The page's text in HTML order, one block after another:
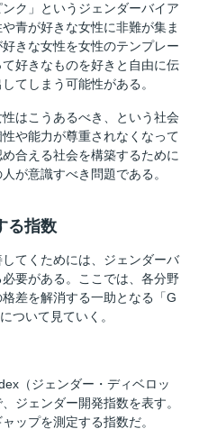
ク」というジェンダーバイア
青が好きな女性に非難が集ま
きな女性を女性のテンプレー
好きなものを好きと自由に伝
てしまう可能性がある。
はこうあるべき、という社会
や能力が尊重されなくなって
合える社会を構築するために
が意識すべき問題である。
る指数
てくためには、ジェンダーバ
要がある。ここでは、各分野
差を解消する一助となる「G
ついて見ていく。
（ジェンダー・ディベロッ
ジェンダー開発指数を表す。
ップを測定する指数だ。